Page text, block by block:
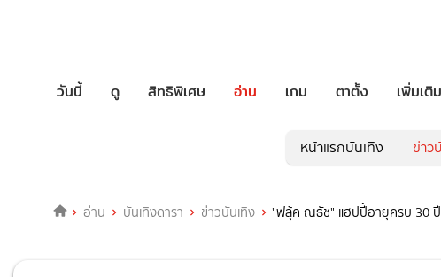
วันนี้ ดู สิทธิพิเศษ อ่าน เกม ตาตั้ง เพิ่มเติม
หน้าแรกบันเทิง ข่าว
อ่าน บันเทิงดารา ข่าวบันเทิง "ฟลุ้ค ณธัช" แฮปปี้อายุครบ 30